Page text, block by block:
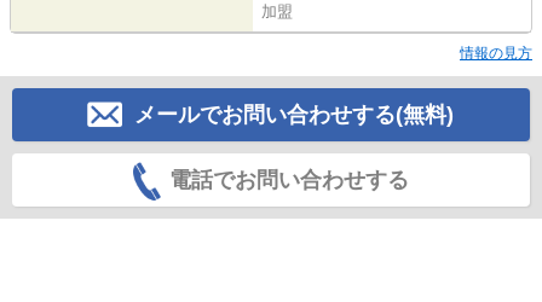
加盟
情報の見方
メールでお問い合わせする(無料)
電話でお問い合わせする